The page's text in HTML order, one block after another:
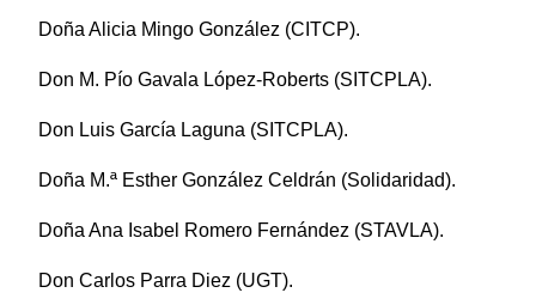
Doña Alicia Mingo González (CITCP).
Don M. Pío Gavala López-Roberts (SITCPLA).
Don Luis García Laguna (SITCPLA).
Doña M.ª Esther González Celdrán (Solidaridad).
Doña Ana Isabel Romero Fernández (STAVLA).
Don Carlos Parra Diez (UGT).